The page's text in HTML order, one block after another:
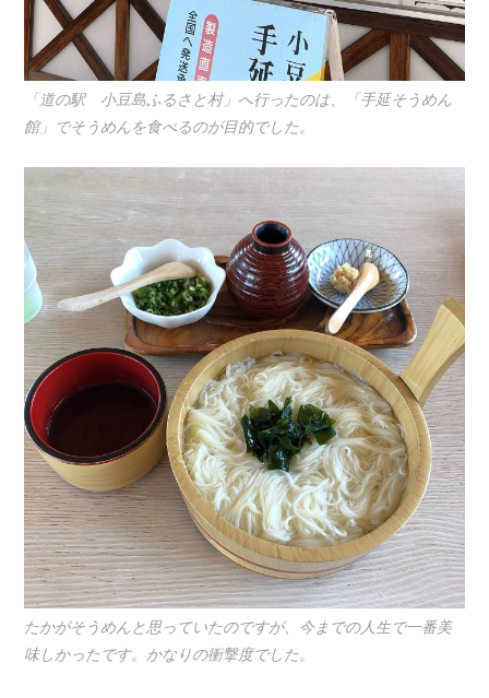
「道の駅 小豆島ふるさと村」へ行ったのは、「手延そうめん
館」でそうめんを食べるのが目的でした。
たかがそうめんと思っていたのですが、今までの人生で一番美
味しかったです。かなりの衝撃度でした。